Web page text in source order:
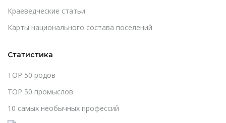
Краеведческие статьи
Карты национального состава поселений
Статистика
TOP 50 родов
TOP 50 промыслов
10 самых необычных профессий